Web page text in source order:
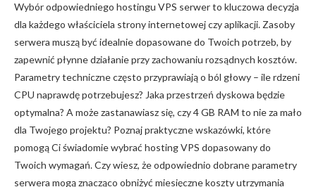
Wybór odpowiedniego hostingu VPS serwer to kluczowa decyzja
dla każdego właściciela strony internetowej czy aplikacji. Zasoby
serwera muszą być idealnie dopasowane do Twoich potrzeb, by
zapewnić płynne działanie przy zachowaniu rozsądnych kosztów.
Parametry techniczne często przyprawiają o ból głowy – ile rdzeni
CPU naprawdę potrzebujesz? Jaka przestrzeń dyskowa będzie
optymalna? A może zastanawiasz się, czy 4 GB RAM to nie za mało
dla Twojego projektu? Poznaj praktyczne wskazówki, które
pomogą Ci świadomie wybrać hosting VPS dopasowany do
Twoich wymagań. Czy wiesz, że odpowiednio dobrane parametry
serwera mogą znacząco obniżyć miesięczne koszty utrzymania